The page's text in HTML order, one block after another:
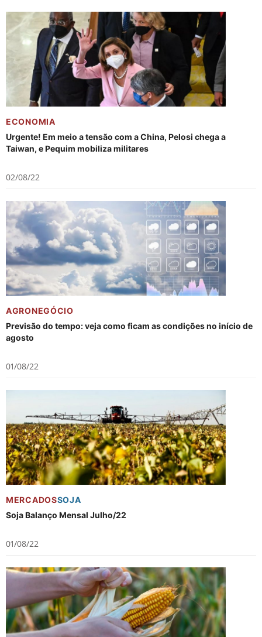
ECONOMIA
Urgente! Em meio a tensão com a China, Pelosi chega a
Taiwan, e Pequim mobiliza militares
02/08/22
AGRONEGÓCIO
Previsão do tempo: veja como ficam as condições no início de
agosto
01/08/22
MERCADOSSOJA
Soja Balanço Mensal Julho/22
01/08/22